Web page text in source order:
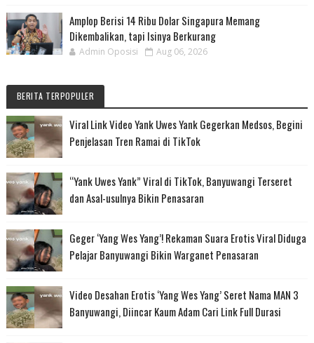
Amplop Berisi 14 Ribu Dolar Singapura Memang
Dikembalikan, tapi Isinya Berkurang
Admin Oposisi Aug 06, 2026
BERITA TERPOPULER
Viral Link Video Yank Uwes Yank Gegerkan Medsos, Begini
Penjelasan Tren Ramai di TikTok
“Yank Uwes Yank” Viral di TikTok, Banyuwangi Terseret
dan Asal-usulnya Bikin Penasaran
Geger ‘Yang Wes Yang’! Rekaman Suara Erotis Viral Diduga
Pelajar Banyuwangi Bikin Warganet Penasaran
Video Desahan Erotis ‘Yang Wes Yang’ Seret Nama MAN 3
Banyuwangi, Diincar Kaum Adam Cari Link Full Durasi